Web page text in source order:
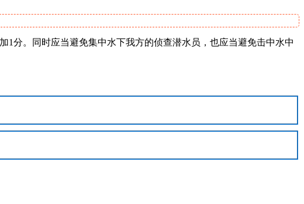
1分。同时应当避免集中水下我方的侦查潜水员，也应当避免击中水中